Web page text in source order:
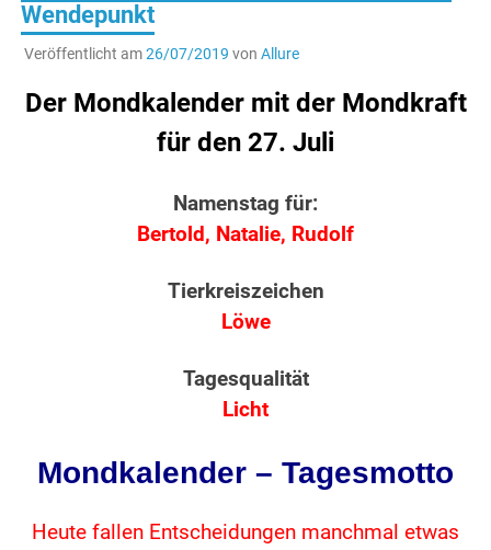
Wendepunkt
Veröffentlicht am26/07/2019 von Allure
Der Mondkalender mit der Mondkraft
für den 27. Juli
Namenstag für:
Bertold, Natalie, Rudolf
Tierkreiszeichen
Löwe
Tagesqualität
Licht
Mondkalender – Tagesmotto
Heute fallen Entscheidungen manchmal etwas